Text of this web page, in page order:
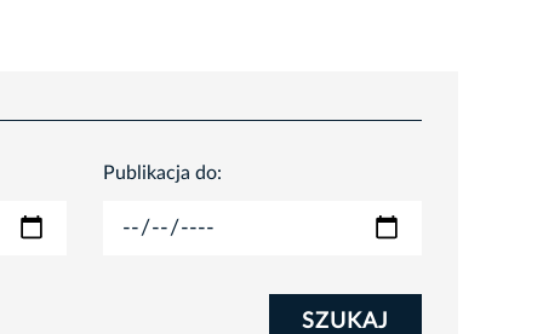
Publikacja do:
SZUKAJ